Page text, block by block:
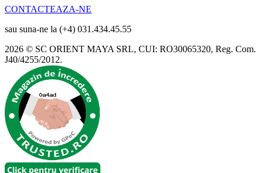
CONTACTEAZA-NE
sau suna-ne la (+4) 031.434.45.55
2026 © SC ORIENT MAYA SRL, CUI: RO30065320, Reg. Com.
J40/4255/2012.